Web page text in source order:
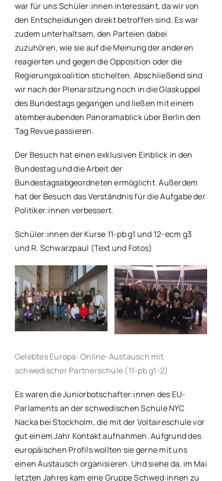
war für uns Schüler:innen interessant, da wir von
den Entscheidungen direkt betroffen sind. Es war
zudem unterhaltsam, den Parteien dabei
zuzuhören, wie sie auf die Meinung der anderen
reagierten und gegen die Opposition oder die
Regierungskoalition stichelten. Abschließend sind
wir nach der Plenarsitzung noch in die Glaskuppel
des Bundestags gegangen und ließen mit einem
atemberaubenden Panoramablick über Berlin den
Tag Revue passieren.
Der Besuch hat einen exklusiven Einblick in den
Bundestag und die Arbeit der
Bundestagsabgeordneten ermöglicht. Außerdem
hat der Besuch das Verständnis für die Aufgabe der
Politiker:innen verbessert.
Schüler:innen der Kurse 11-pb g1 und 12-ecm g3
und R. Schwarzpaul (Text und Fotos)
Gelebtes Europa: Online-Austausch mit
schwedischer Partnerschule (11-pb g1-2)
Es waren die Juniorbotschafter:innen des EU-
Parlaments an der schwedischen Schule NYC
Nacka bei Stockholm, die mit der Voltaireschule vor
gut einem Jahr Kontakt aufnahmen. Aufgrund des
europäischen Profils wollten sie gerne mit uns
einen Austausch organisieren. Und siehe da, im Mai
letzten Jahres kam eine Gruppe Schwed:innen zu